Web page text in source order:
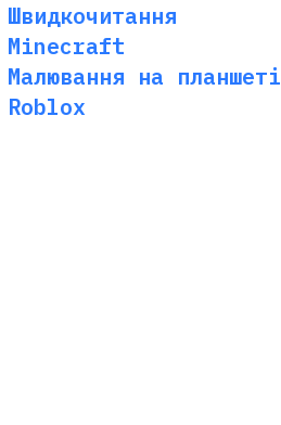
Швидкочитання
Minecraft
Малювання на планшеті
Roblox